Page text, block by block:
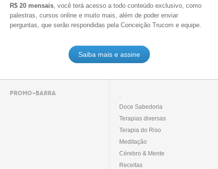
R$ 20 mensais, você terá acesso a todo conteúdo exclusivo, como
palestras, cursos online e muito mais, além de poder enviar
perguntas, que serão respondidas pela Conceição Trucom e equipe.
Saiba mais e assine
PROMO-BARRA
.
Doce Sabedoria
Terapias diversas
Terapia do Riso
Meditação
Cérebro & Mente
Receitas